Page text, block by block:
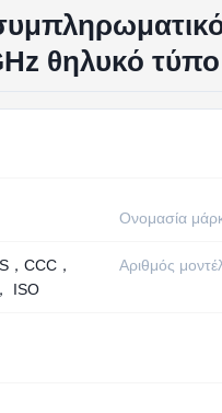
θηλυκό
Ονομασία
，CCC，
ISO
Αριθμός